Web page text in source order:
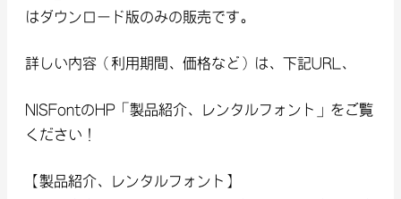
はダウンロード版のみの販売です。
詳しい内容（利用期間、価格など）は、下記URL、
NISFontのHP「製品紹介、レンタルフォント」をご覧
ください！
【製品紹介、レンタルフォント】